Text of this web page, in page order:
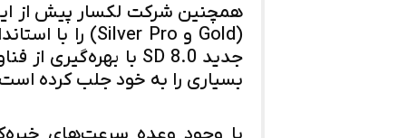
همچنین شرکت لکسار پیش از
بسیاری را به خود جلب کرده